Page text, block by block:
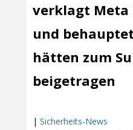
verklagt Meta
und
hätten zum
beigetragen
| Sicherheits-News